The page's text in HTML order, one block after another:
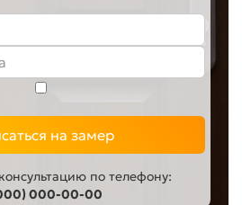
на замер
по телефону:
000-00-00